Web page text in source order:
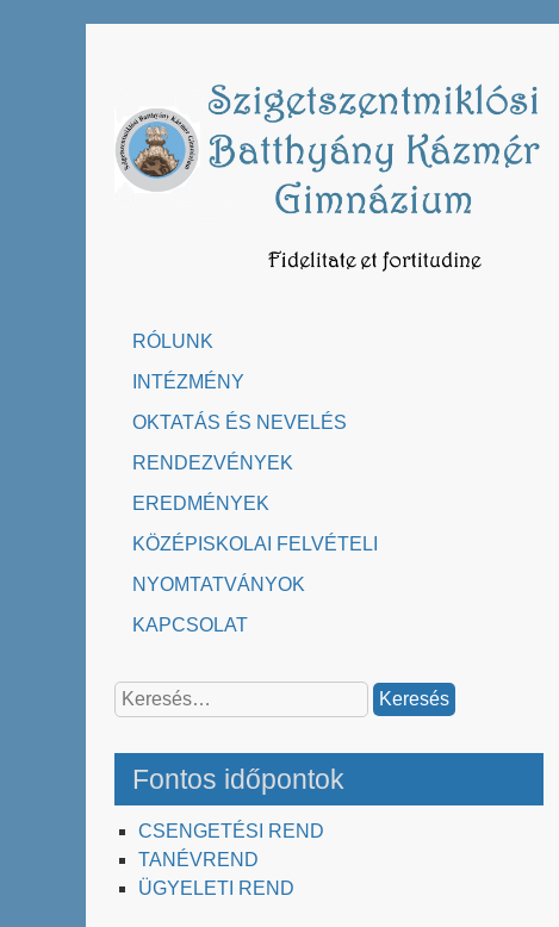
RÓLUNK
INTÉZMÉNY
OKTATÁS ÉS NEVELÉS
RENDEZVÉNYEK
EREDMÉNYEK
KÖZÉPISKOLAI FELVÉTELI
NYOMTATVÁNYOK
KAPCSOLAT
Keresés:
Fontos időpontok
CSENGETÉSI REND
TANÉVREND
ÜGYELETI REND